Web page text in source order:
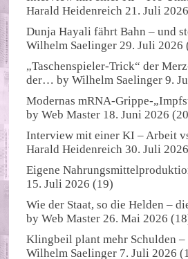
Harald Heidenreich 21. Juli 2026
Dunja Hayali fährt Bahn – und
Wilhelm Saelinger 29. Juli 2026
„Taschenspieler-Trick“ der
der… byWilhelm Saelinger 9.
Modernas mRNA-Grippe-
byWeb Master 18. Juni 2026
Interview mit einer KI – Arbeit
Harald Heidenreich 30. Juli 2026
Eigene
15. Juli 2026 (19)
Wie der Staat, so die Helden –
byWeb Master 26. Mai 2026
Klingbeil plant mehr Schulden
Wilhelm Saelinger 7. Juli 2026